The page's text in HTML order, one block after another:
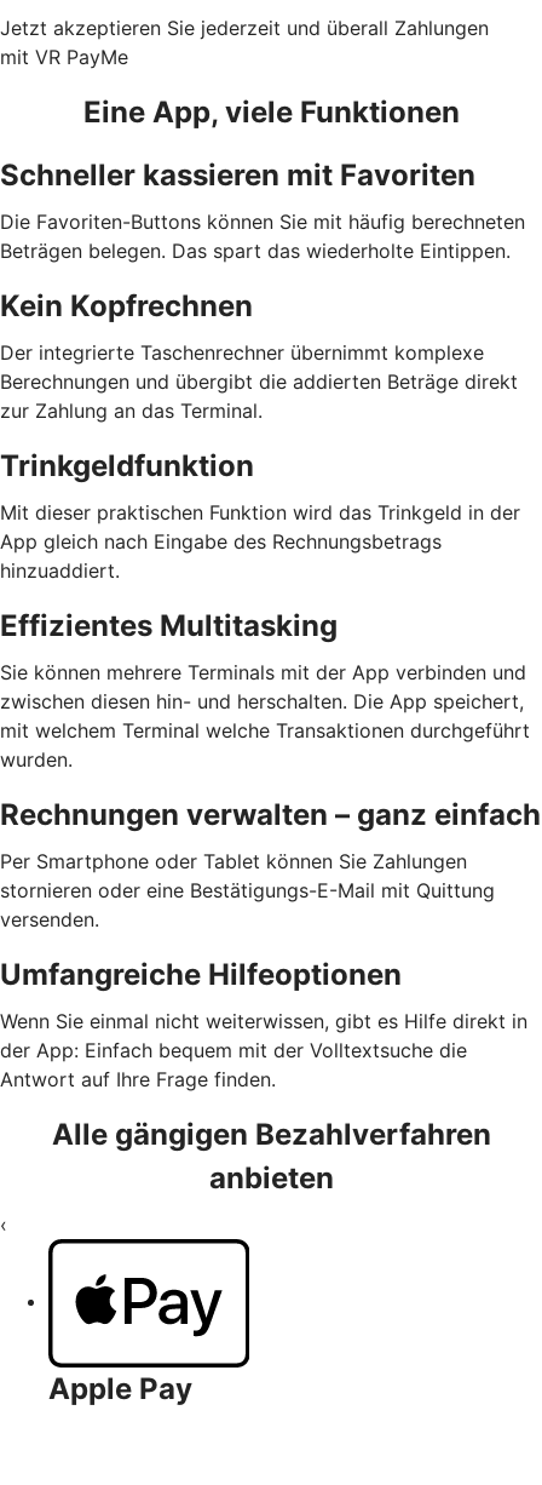
Jetzt akzeptieren Sie jederzeit und überall Zahlungen
mit VR PayMe
Eine App, viele Funktionen
Schneller kassieren mit Favoriten
Die Favoriten-Buttons können Sie mit häufig berechneten
Beträgen belegen. Das spart das wiederholte Eintippen.
Kein Kopfrechnen
Der integrierte Taschenrechner übernimmt komplexe
Berechnungen und übergibt die addierten Beträge direkt
zur Zahlung an das Terminal.
Trinkgeldfunktion
Mit dieser praktischen Funktion wird das Trinkgeld in der
App gleich nach Eingabe des Rechnungsbetrags
hinzuaddiert.
Effizientes Multitasking
Sie können mehrere Terminals mit der App verbinden und
zwischen diesen hin- und herschalten. Die App speichert,
mit welchem Terminal welche Transaktionen durchgeführt
wurden.
Rechnungen verwalten – ganz einfach
Per Smartphone oder Tablet können Sie Zahlungen
stornieren oder eine Bestätigungs-E-Mail mit Quittung
versenden.
Umfangreiche Hilfeoptionen
Wenn Sie einmal nicht weiterwissen, gibt es Hilfe direkt in
der App: Einfach bequem mit der Volltextsuche die
Antwort auf Ihre Frage finden.
Alle gängigen Bezahlverfahren
anbieten
‹
Apple Pay